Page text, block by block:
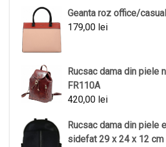
Geanta roz office/
179,00 lei
Rucsac dama din piele
FR110A
420,00 lei
Rucsac dama din piele
sidefat 29 x 24 x 12 cm